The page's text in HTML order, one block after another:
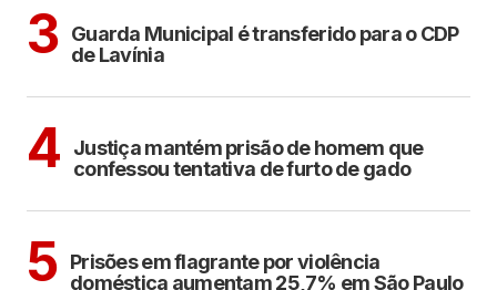
3 Guarda Municipal é transferido para o CDP
de Lavínia
4
Justiça mantém prisão de homem que
confessou tentativa de furto de gado
5 Prisões em flagrante por violência
doméstica aumentam 25,7% em São Paulo